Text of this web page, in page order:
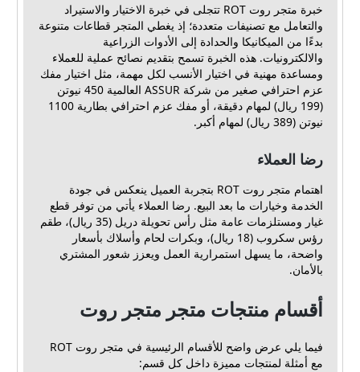
خبرة متجر روت ROT تتجلى في خبرة الاختيار والاستيراد
والتعامل مع تصنيفات متعددة؛ إذ يغطي المتجر قطاعات متنوعة
بدءًا من الميكانيكا والحدادة إلى الأدوات الزراعية
والالكترونيات. هذه الخبرة تسمح بتقديم نصائح عملية للعملاء
ومساعدة مهنية في اختيار الأنسب لكل مهمة، مثل اختيار مفك
عزم احترافي صغير من شركة ASSUR العالمية 450 نيوتن
(199 ريال) لمهام دقيقة، أو مفك عزم احترافي بطارية 1100
نيوتن (389 ريال) لمهام أكبر.
رضا العملاء
اهتمام متجر روت ROT بتجربة العميل ينعكس في جودة
الخدمة وخيارات ما بعد البيع. رضا العملاء يأتي من توفر قطع
غيار ومستلزمات عامة مثل رأس تحويلة دريل (35 ريال)، طقم
رؤس سكروب (18 ريال)، وبكرات لحام وأسلاك بأسعار
واضحة، ما يسهل استمرارية العمل ويعزز شعور المشتري
بالأمان.
أقسام منتجات متجر متجر روت
فيما يلي عرض واضح للأقسام الرئيسية في متجر روت ROT
مع أمثلة لمنتجات مميزة داخل كل قسم: